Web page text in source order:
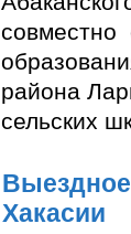
совместно
района
сельских
Хакасии